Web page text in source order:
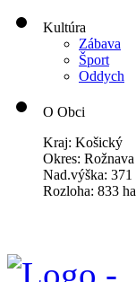
Kultúra
Zábava
Šport
Oddych
O Obci
Kraj: Košický
Okres: Rožnava
Nad.výška: 371
Rozloha: 833 ha